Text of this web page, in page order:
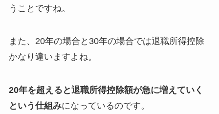
うことですね。
また、20年の場合と30年の場合では退職所得控除
かなり違いますよね。
20年を超えると退職所得控除額が急に増えていく
という仕組みになっているのです。